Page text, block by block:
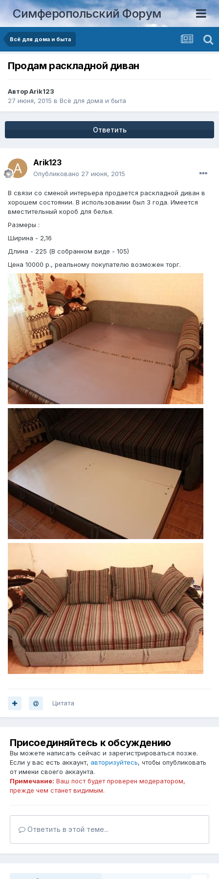
Симферопольский Форум
Всё для дома и быта
Продам раскладной диван
АвторArik123
27 июня, 2015 в Всё для дома и быта
Ответить
Arik123
Опубликовано 27 июня, 2015
В связи со сменой интерьера продается раскладной диван в
хорошем состоянии. В использовании был 3 года. Имеется
вместительный короб для белья.
Размеры :
Ширина - 2,16
Длина - 225 (В собранном виде - 105)
Цена 10000 р., реальному покупателю возможен торг.
Цитата
Присоединяйтесь к обсуждению
Вы можете написать сейчас и зарегистрироваться позже.
Если у вас есть аккаунт, авторизуйтесь, чтобы опубликовать
от имени своего аккаунта.
Примечание: Ваш пост будет проверен модератором,
прежде чем станет видимым.
Ответить в этой теме...